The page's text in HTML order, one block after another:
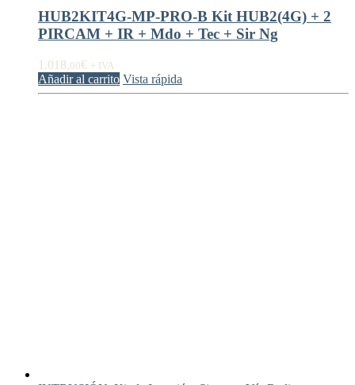
HUB2KIT4G-MP-PRO-B Kit HUB2(4G) + 2
PIRCAM + IR + Mdo + Tec + Sir Ng
1.018,00€ + IVA
Añadir al carrito Vista rápida